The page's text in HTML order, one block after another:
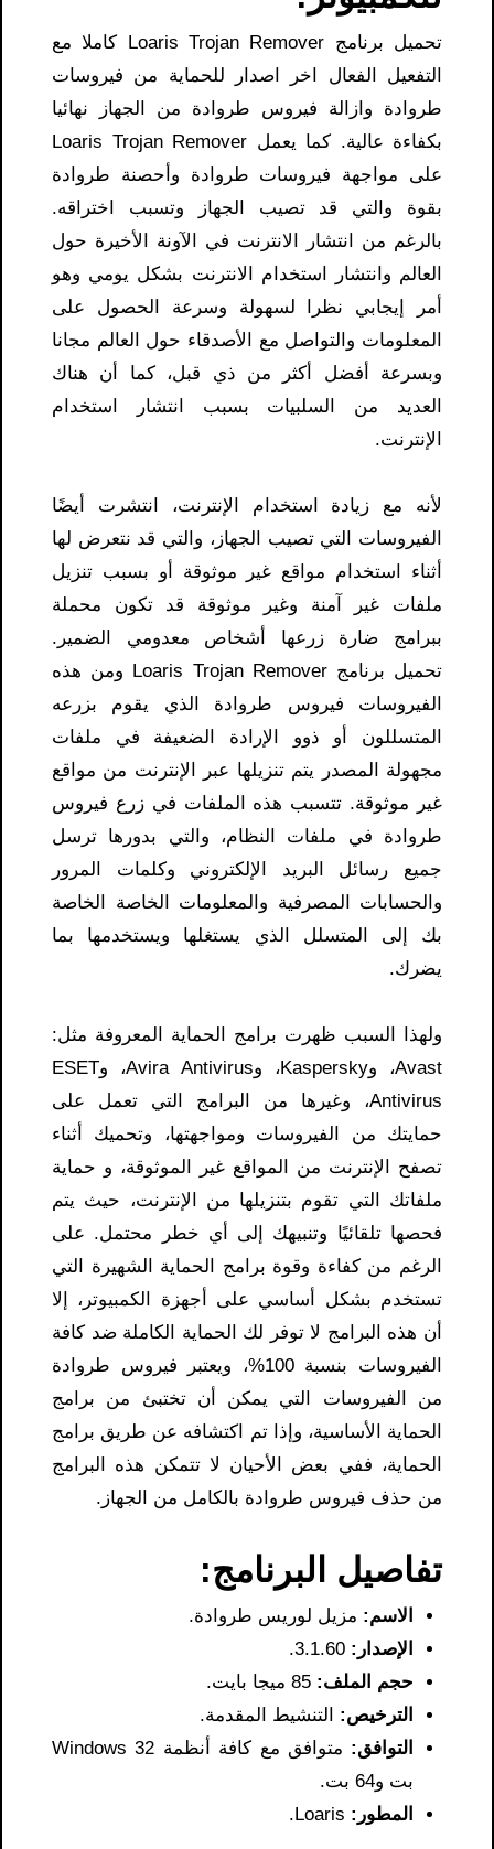
تحميل برنامج Loaris Trojan Remover كاملا مع
التفعيل الفعال اخر اصدار للحماية من فيروسات
طروادة وازالة فيروس طروادة من الجهاز نهائيا
بكفاءة عالية. كما يعمل Loaris Trojan Remover
على مواجهة فيروسات طروادة وأحصنة طروادة
بقوة والتي قد تصيب الجهاز وتسبب اختراقه.
بالرغم من انتشار الانترنت في الآونة الأخيرة حول
العالم وانتشار استخدام الانترنت بشكل يومي وهو
أمر إيجابي نظرا لسهولة وسرعة الحصول على
المعلومات والتواصل مع الأصدقاء حول العالم مجانا
وبسرعة أفضل أكثر من ذي قبل، كما أن هناك
العديد من السلبيات بسبب انتشار استخدام
الإنترنت.
لأنه مع زيادة استخدام الإنترنت، انتشرت أيضًا
الفيروسات التي تصيب الجهاز، والتي قد نتعرض لها
أثناء استخدام مواقع غير موثوقة أو بسبب تنزيل
ملفات غير آمنة وغير موثوقة قد تكون محملة
ببرامج ضارة زرعها أشخاص معدومي الضمير.
تحميل برنامج Loaris Trojan Remover ومن هذه
الفيروسات فيروس طروادة الذي يقوم بزرعه
المتسللون أو ذوو الإرادة الضعيفة في ملفات
مجهولة المصدر يتم تنزيلها عبر الإنترنت من مواقع
غير موثوقة. تتسبب هذه الملفات في زرع فيروس
طروادة في ملفات النظام، والتي بدورها ترسل
جميع رسائل البريد الإلكتروني وكلمات المرور
والحسابات المصرفية والمعلومات الخاصة الخاصة
بك إلى المتسلل الذي يستغلها ويستخدمها بما
يضرك.
ولهذا السبب ظهرت برامج الحماية المعروفة مثل:
Avast، وKaspersky، وAvira Antivirus، وESET
Antivirus، وغيرها من البرامج التي تعمل على
حمايتك من الفيروسات ومواجهتها، وتحميك أثناء
تصفح الإنترنت من المواقع غير الموثوقة، و حماية
ملفاتك التي تقوم بتنزيلها من الإنترنت، حيث يتم
فحصها تلقائيًا وتنبيهك إلى أي خطر محتمل. على
الرغم من كفاءة وقوة برامج الحماية الشهيرة التي
تستخدم بشكل أساسي على أجهزة الكمبيوتر، إلا
أن هذه البرامج لا توفر لك الحماية الكاملة ضد كافة
الفيروسات بنسبة 100%، ويعتبر فيروس طروادة
من الفيروسات التي يمكن أن تختبئ من برامج
الحماية الأساسية، وإذا تم اكتشافه عن طريق برامج
الحماية، ففي بعض الأحيان لا تتمكن هذه البرامج
من حذف فيروس طروادة بالكامل من الجهاز.
تفاصيل البرنامج:
الاسم: مزيل لوريس طروادة.
الإصدار:
حجم الملف:
الترخيص: التنشيط المقدمة.
التوافق:
متوافق مع كافة أنظمة Windows 32
بت و64 بت.
المطور: